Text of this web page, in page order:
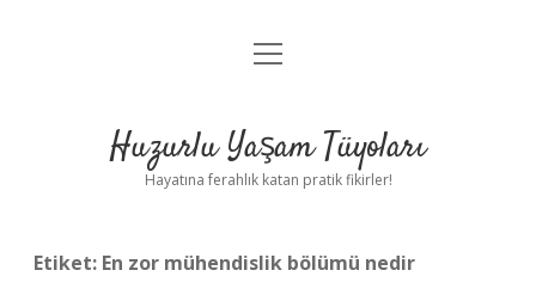
Anasayfa
Yasal Uyarı
menüyü
Huzurlu Yaşam Tüyoları
Hayatına ferahlık katan pratik fikirler!
Etiket: En zor mühendislik bölümü nedir